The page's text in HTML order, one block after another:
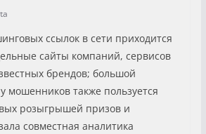
ссылок в сети приходится
сайты компаний, сервисов
брендов; большой
мошенников также пользуется
розыгрышей призов и
совместная аналитика